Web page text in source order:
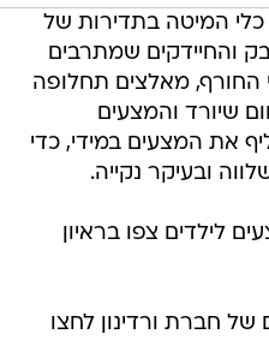
המיטה בתדירות של
והחיידקים שמתרבים
החורף, מאלצים תחלופה
שיורד והמצעים
את המצעים במידי, כדי
ובעיקר נקייה.
לילדים צפו בראיון
חברת ורדינון לחצו